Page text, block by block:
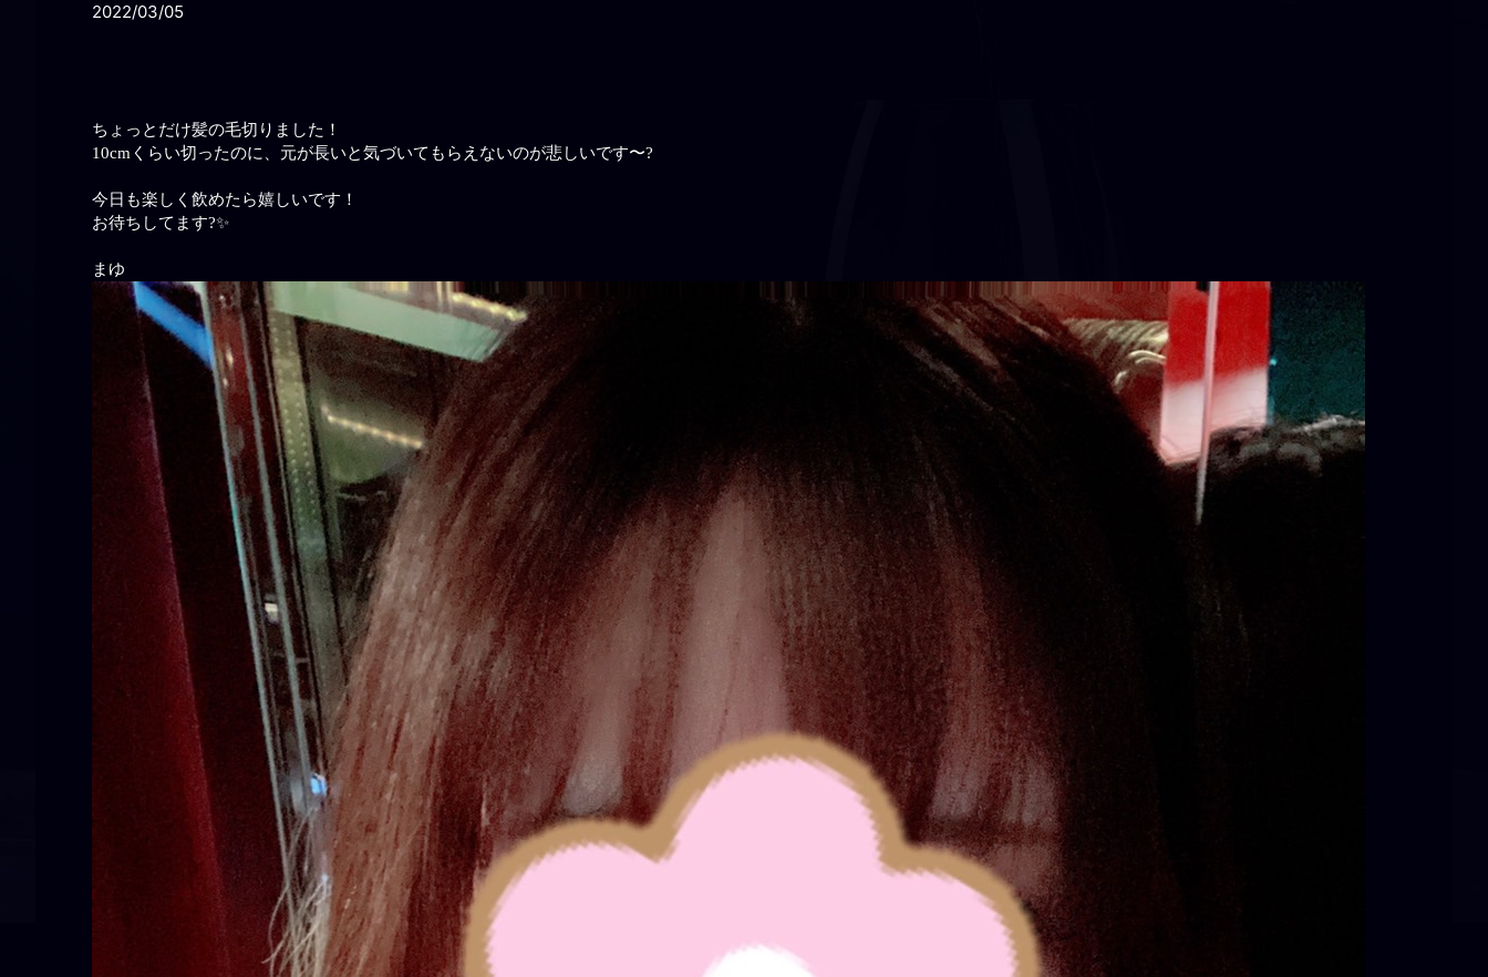
2022/03/05
ちょっとだけ髪の毛切りました！
10cmくらい切ったのに、元が長いと気づいてもらえないのが悲しいです〜?
今日も楽しく飲めたら嬉しいです！
お待ちしてます?✨
まゆ